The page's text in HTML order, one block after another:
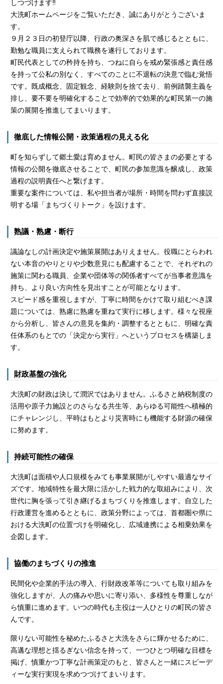
しつづけます‼
大洗町ホームページをご覧いただき、誠にありがとうございま
す。
９月２３日の初登庁以降、行政の奥深さを肌で感じるとともに、
勤勉な職員に支えられて職務を遂行しております。
町民代表としての矜持を持ち、つねに自らを戒め緊張感と責任感
を持って公私の別なく、すべてのことに不退転の決意で臨む覚悟
です。既成概念、固定観念、経験則を捨て去り、前例踏襲主義を
排し、要不要を明確化することで効率的で効果的な町民第一の施
策の展開を推進してまいります。
徹底した情報公開・政策過程の見える化
町を知らずして郷土愛は育めません。町民の皆さまの必要とする
情報の公開を徹底させることで、町民の参加意識を醸成し、政策
過程の説明責任へと繋げます。
重要な案件については、私や担当者が場所・時間を問わず直接説
明する場「まちづくりトーク」を設けます。
熟議・熟慮・断行
議論なしの計画決定や施策展開はありえません。役職にとらわれ
ない本音のやりとりや少数意見にも配慮することで、それぞれの
施策に関わる職員、企業や団体等の関係者すべてが当事者意識を
持ち、より良い方向性を見出すことが可能となります。
スピード感を重視しますが、丁寧に時間をかけて取り組むべき課
題については、熟慮に熟慮を重ねて実行に移します。様々な視座
から分析し、皆さんの意見を集約・調整するとともに、明確な責
任体系のもとでの「決定から実行」へというプロセスを構築しま
す。
財政基盤の強化
大洗町の財政は決して潤沢ではありません。ふるさと納税制度の
活用や原子力施設とのさらなる共生等、あらゆる可能性へ積極的
にチャレンジし、平時はもとより災害時にも機能する財源の確保
に努めます。
持続可能性の確保
大洗町は面積や人口規模をみても事業展開がしやすい最適なサイ
ズです。地域特性を最大限に活かした戦力的な取組みにより、次
世代に胸を張って引き継げるまちづくりを推進します。自立した
行政運営を進めるとともに、政策分野によっては、首都圏や県に
おける大洗町の位置づけを明確化し、広域連携による相乗効果を
企図します。
協働のまちづくりの推進
民間化や企業的手法の導入、行財政改革等についても取り組みを
強化しますが、人の痛みや思いに寄り添い、多様性を尊重しなが
ら慎重に進めます。いつの時代も主役は一人ひとりの町民の皆さ
んです。
限りない可能性を秘めたふるさと大洗をさらに輝かせるために、
高邁な理想と揺るぎない信念を持って、一つひとつ明確な目標を
掲げ、慎重かつ丁寧な計画策定のもと、皆さんと一緒にスピーデ
ィーな実行実現を求めつづけてまいります。